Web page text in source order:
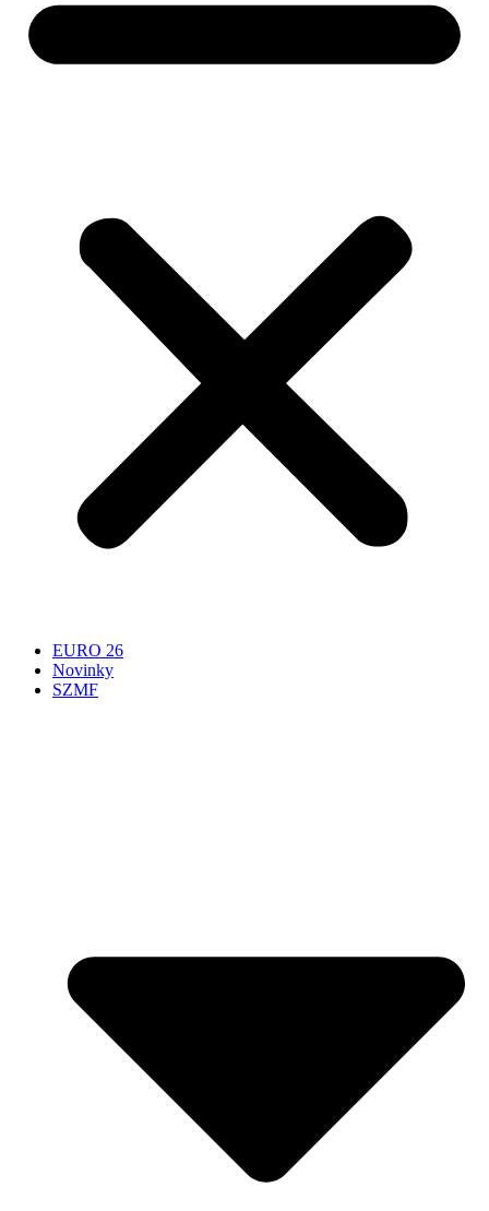
EURO 26
Novinky
SZMF